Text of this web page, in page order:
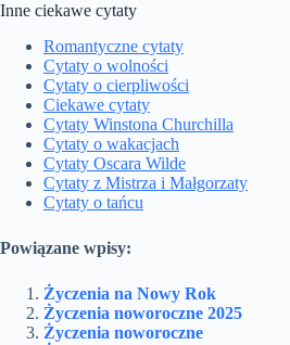
Inne ciekawe cytaty
Romantyczne cytaty
Cytaty o wolności
Cytaty o cierpliwości
Ciekawe cytaty
Cytaty Winstona Churchilla
Cytaty o wakacjach
Cytaty Oscara Wilde
Cytaty z Mistrza i Małgorzaty
Cytaty o tańcu
Powiązane wpisy:
Życzenia na Nowy Rok
Życzenia noworoczne 2025
Życzenia noworoczne